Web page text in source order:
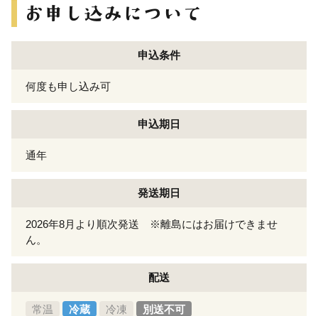
申込条件
何度も申し込み可
申込期日
通年
発送期日
2026年8月より順次発送 ※離島にはお届けできませ
ん。
配送
常温 冷蔵 冷凍 別送不可